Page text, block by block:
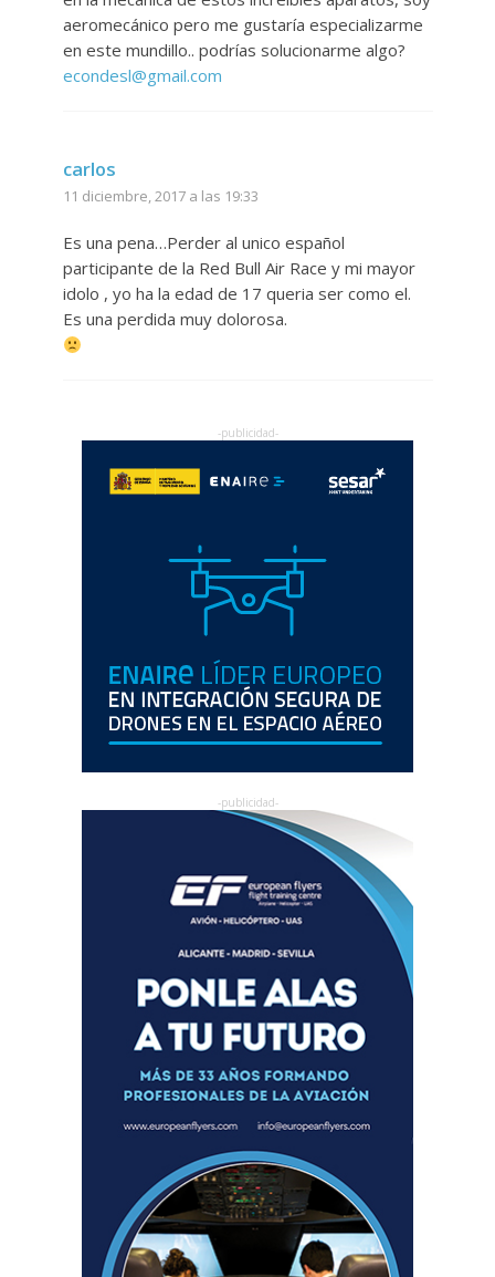
aeromecánico pero me gustaría especializarme
en este mundillo.. podrías solucionarme algo?
econdesl@gmail.com
carlos
11 diciembre, 2017 a las 19:33
Es una pena…Perder al unico español
participante de la Red Bull Air Race y mi mayor
idolo , yo ha la edad de 17 queria ser como el.
Es una perdida muy dolorosa.